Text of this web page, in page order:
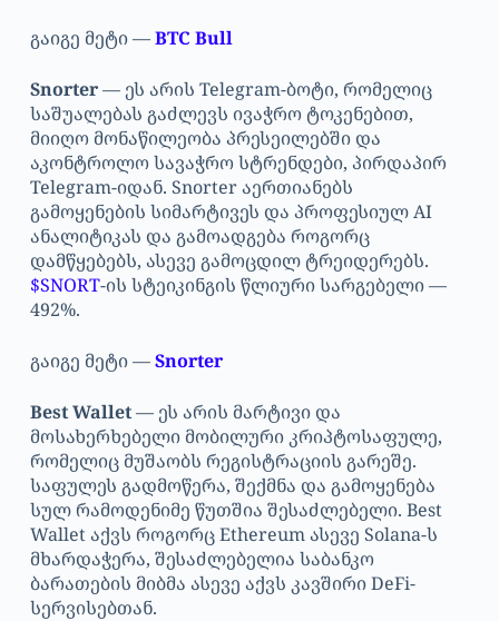
გაიგე მეტი —BTC Bull
Snorter— ეს არის Telegram-ბოტი, რომელიც
საშუალებას გაძლევს ივაჭრო ტოკენებით,
მიიღო მონაწილეობა პრესეილებში და
აკონტროლო სავაჭრო სტრენდები, პირდაპირ
Telegram-იდან. Snorter აერთიანებს
გამოყენების სიმარტივეს და პროფესიულ AI
ანალიტიკას და გამოადგება როგორც
დამწყებებს, ასევე გამოცდილ ტრეიდერებს.
$SNORT-ის სტეიკინგის წლიური სარგებელი —
492%.
გაიგე მეტი —Snorter
Best Wallet— ეს არის მარტივი და
მოსახერხებელი მობილური კრიპტოსაფულე,
რომელიც მუშაობს რეგისტრაციის გარეშე.
საფულეს გადმოწერა, შექმნა და გამოყენება
სულ რამოდენიმე წუთშია შესაძლებელი. Best
Wallet აქვს როგორც Ethereum ასევე Solana-ს
მხარდაჭერა, შესაძლებელია საბანკო
ბარათების მიბმა ასევე აქვს კავშირი DeFi-
სერვისებთან.